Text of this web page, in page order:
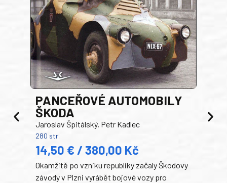
PANCEŘOVÉ AUTOMOBILY
ŠKODA
Jaroslav Špitálský, Petr Kadlec
280 str.
14,50 € / 380,00 Kč
Okamžitě po vzniku republiky začaly Škodovy
závody v Plzni vyrábět bojové vozy pro